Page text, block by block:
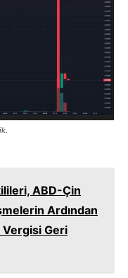
ABD-Çin
Ardından
Geri